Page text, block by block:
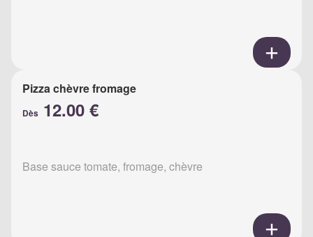
Pizza chèvre fromage
Dès 12.00 €
Base sauce tomate, fromage, chèvre